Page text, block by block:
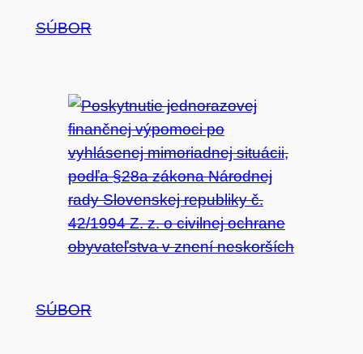
SÚBOR
SÚBOR